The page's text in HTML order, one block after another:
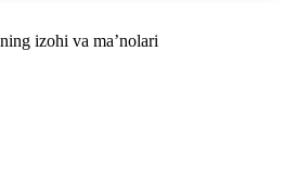
izohi va ma’nolari